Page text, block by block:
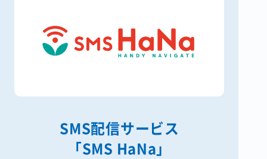
セミナー
コラム
SMS配信サービス
「SMS HaNa」